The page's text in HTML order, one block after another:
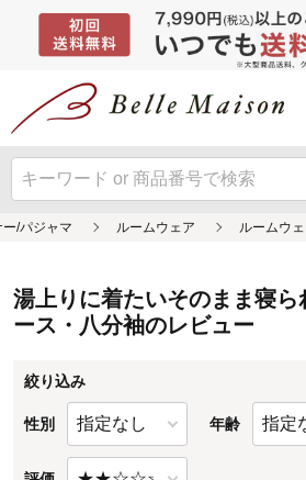
湯上りに着たいそのまま寝
ース・八分袖のレビュー
絞り込み
性別 年齢